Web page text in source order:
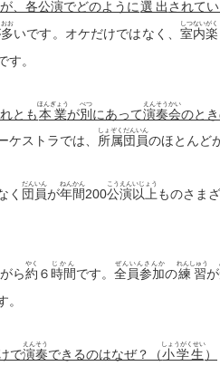
、 各公演でどのように選出されて
多
おお
いです。オケだけではなく、 室内楽
しつないがく
す。
とも本業
ほんぎょう
が別
べつ
にあって演奏会
えんそうかい
のと
ケストラでは、 所属団員
しょぞくだんいん
のほとんど
く 団員
だんいん
が年間
ねんかん
200公演以上
こうえんいじょう
ものさま
ら約
やく
６時間
じかん
です。 全員参加
ぜんいんさんか
の練習
れんしゅう
が
で演奏
えんそう
できるのはなぜ？（小学生
しょうがくせい
）